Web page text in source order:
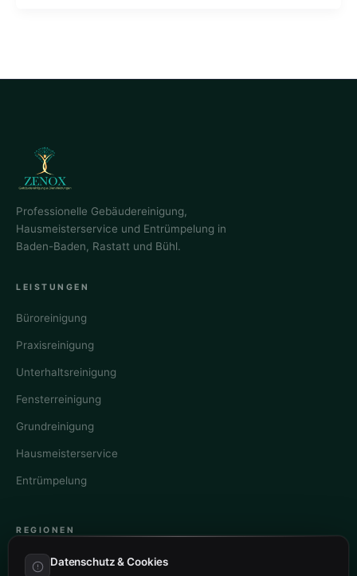
Professionelle Gebäudereinigung,
Hausmeisterservice und Entrümpelung in
Baden-Baden, Rastatt und Bühl.
LEISTUNGEN
Büroreinigung
Praxisreinigung
Unterhaltsreinigung
Fensterreinigung
Grundreinigung
Hausmeisterservice
Entrümpelung
REGIONEN
Baden-Baden
Datenschutz & Cookies